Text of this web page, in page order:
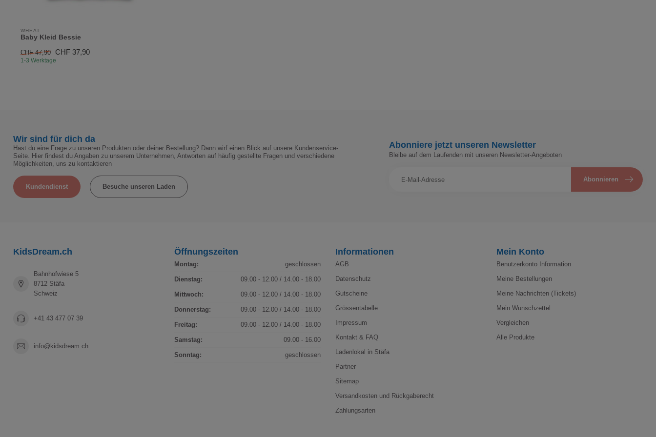
WHEAT
Baby Kleid Bessie
CHF 47,90 CHF 37,90
1-3 Werktage
Wir sind für dich da
Hast du eine Frage zu unseren Produkten oder deiner Bestellung? Dann wirf einen Blick auf unsere Kundenservice-
Seite. Hier findest du Angaben zu unserem Unternehmen, Antworten auf häufig gestellte Fragen und verschiedene
Möglichkeiten, uns zu kontaktieren
Kundendienst Besuche unseren Laden
Abonniere jetzt unseren Newsletter
Bleibe auf dem Laufenden mit unseren Newsletter-Angeboten
Abonnieren
KidsDream.ch
Bahnhofwiese 5
8712 Stäfa
Schweiz
+41 43 477 07 39
info@kidsdream.ch
Öffnungszeiten
Montag: geschlossen
Dienstag: 09.00 - 12.00 / 14.00 - 18.00
Mittwoch: 09.00 - 12.00 / 14.00 - 18.00
Donnerstag: 09.00 - 12.00 / 14.00 - 18.00
Freitag: 09.00 - 12.00 / 14.00 - 18.00
Samstag: 09.00 - 16.00
Sonntag: geschlossen
Informationen
AGB
Datenschutz
Gutscheine
Grössentabelle
Impressum
Kontakt & FAQ
Ladenlokal in Stäfa
Partner
Sitemap
Versandkosten und Rückgaberecht
Zahlungsarten
Mein Konto
Benutzerkonto Information
Meine Bestellungen
Meine Nachrichten (Tickets)
Mein Wunschzettel
Vergleichen
Alle Produkte